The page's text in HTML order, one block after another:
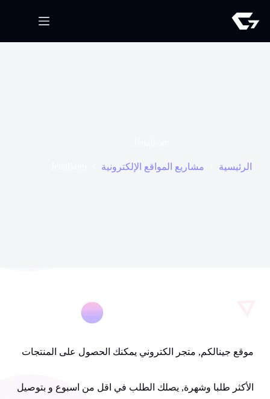
الرئيسية مشاريع المواقع الإلكترونية
موقع جينالكم, متجر الكتروني يمكنك الحصول على المنتجات
الأكثر طلبا وشهرة, يصلك الطلب في اقل من اسبوع و بتوصيل